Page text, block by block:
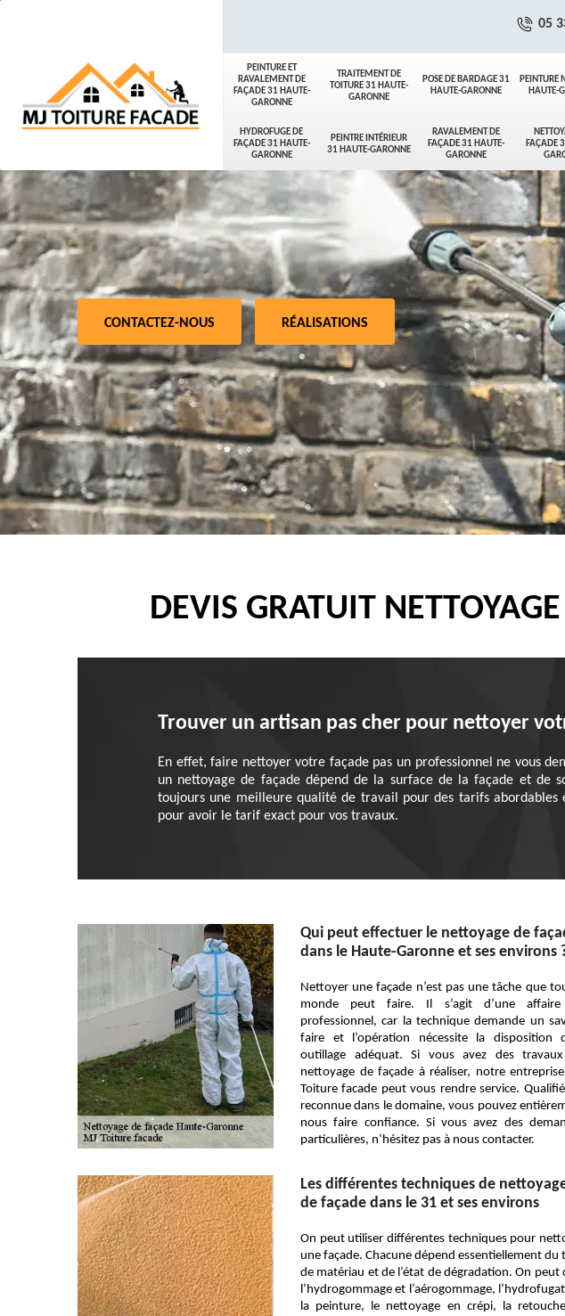
PEINTURE ET
RAVALEMENT DE
FAÇADE 31 HAUTE-
GARONNE
TRAITEMENT DE
TOITURE 31 HAUTE-
GARONNE
POSE DE BARDAGE 31
HAUTE-GARONNE
PEINTURE
HAUTE-
HYDROFUGE DE
FAÇADE 31 HAUTE-
GARONNE
PEINTRE INTÉRIEUR
31 HAUTE-GARONNE
RAVALEMENT DE
FAÇADE 31 HAUTE-
GARONNE
FAÇADE
05
CONTACTEZ-NOUS RÉALISATIONS
DEVIS GRATUIT
Trouver un artisan pas cher pour nettoyer
En effet, faire nettoyer votre façade pas un professionnel ne vous
un nettoyage de façade dépend de la surface de la façade et de
toujours une meilleure qualité de travail pour des tarifs
pour avoir le tarif exact pour vos travaux.
Qui peut effectuer le nettoyage de
dans le Haute-Garonne et ses environs
Nettoyer une façade n’est pas une tâche que
monde peut faire. Il s’agit d’une
professionnel, car la technique demande un
faire et l’opération nécessite la disposition
outillage adéquat. Si vous avez des
nettoyage de façade à réaliser, notre
Toiture facade peut vous rendre service.
reconnue dans le domaine, vous pouvez
nous faire confiance. Si vous avez des
particulières, n’hésitez pas à nous contacter.
Les différentes techniques de
de façade dans le 31 et ses environs
On peut utiliser différentes techniques pour
une façade. Chacune dépend essentiellement du
de matériau et de l’état de dégradation. On peut
l’hydrogommage et l’aérogommage,
la peinture, le nettoyage en crépi, la